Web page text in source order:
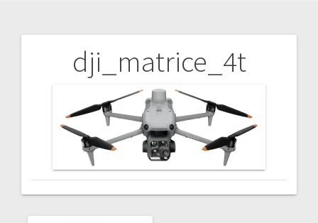
dji_matrice_4t
Bejegyzés
navigáció